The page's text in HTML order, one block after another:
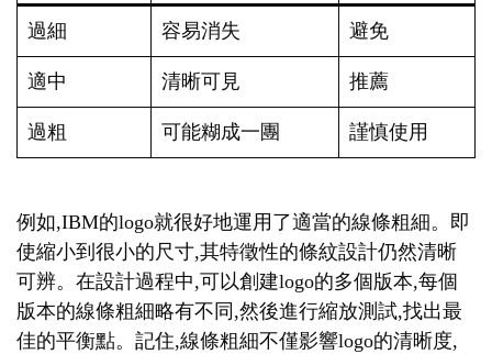
過細 容易消失 避免
適中 清晰可見 推薦
過粗 可能糊成一團 謹慎使用
例如,IBM的logo就很好地運用了適當的線條粗細。即
使縮小到很小的尺寸,其特徵性的條紋設計仍然清晰
可辨。在設計過程中,可以創建logo的多個版本,每個
版本的線條粗細略有不同,然後進行縮放測試,找出最
佳的平衡點。記住,線條粗細不僅影響logo的清晰度,